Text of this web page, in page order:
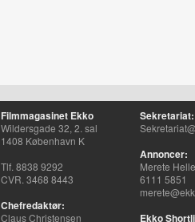
Filmmagasinet Ekko
Wildersgade 32, 2. sal
1408 København K
Tlf. 8838 9292
CVR. 3468 8443
Chefredaktør:
Claus Christensen
Sekretariat:
Annoncer:
Merete
6111 5851
Ekko